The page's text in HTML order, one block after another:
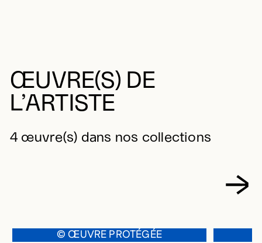
ŒUVRE(S) DE
L’ARTISTE
4 œuvre(s) dans nos collections
© ŒUVRE PROTÉGÉE